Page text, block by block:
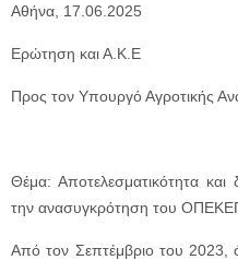
Aθήνα, 17.06.2025
Ερώτηση και Α.Κ.Ε
Προς τον Υπουργό Αγροτικής
Θέμα: Αποτελεσματικότητα και
την ανασυγκρότηση του
Από τον Σεπτέμβριο του 2023,